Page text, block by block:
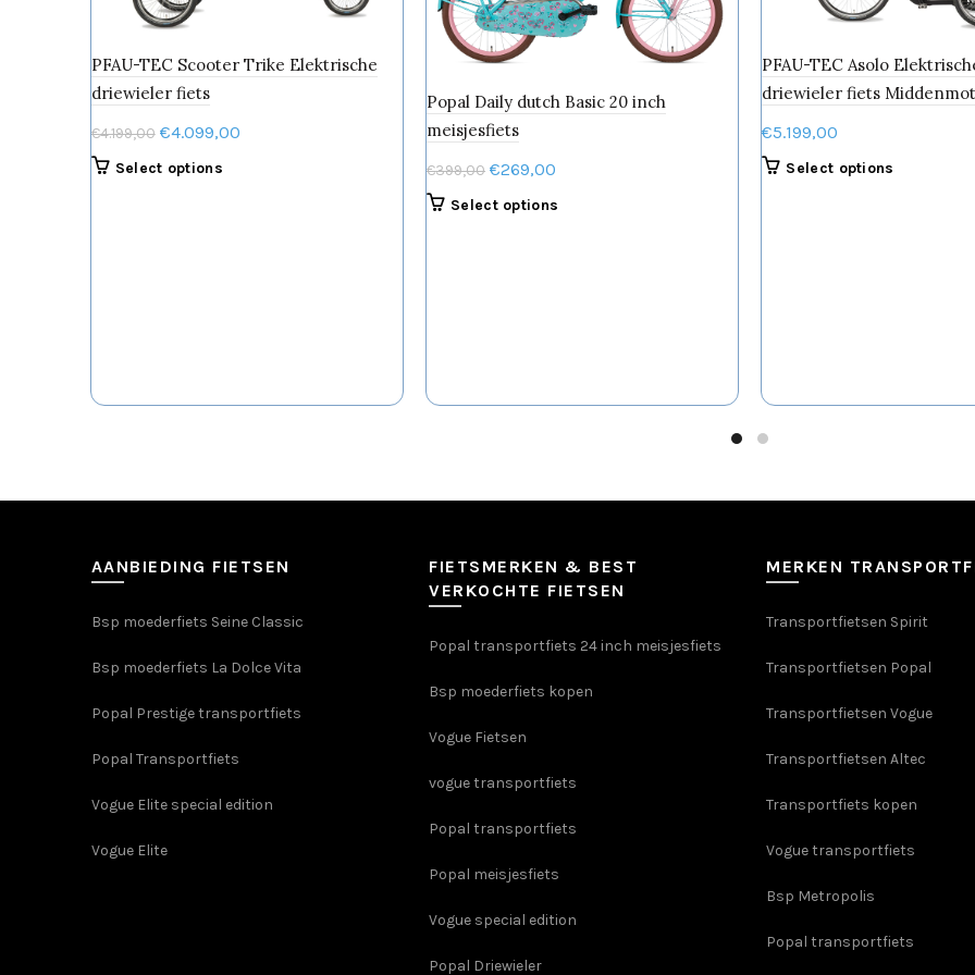
PFAU-TEC Scooter Trike Elektrische
driewieler fiets
€4.199,00 Oorspronkelijke
prijs
€4.099,00Huidige
Select options
Popal Daily dutch Basic 20 inch
meisjesfiets
€399,00 Oorspronkelijke
prijs
€269,00
Select options
PFAU-TEC Asolo
driewieler fiets
€5.199,00
Select options
AANBIEDING FIETSEN
Bsp moederfiets Seine Classic
Bsp moederfiets La Dolce Vita
Popal Prestige transportfiets
Popal Transportfiets
Vogue Elite special edition
Vogue Elite
FIETSMERKEN & BEST
VERKOCHTE FIETSEN
Popal transportfiets 24 inch meisjesfiets
Bsp moederfiets kopen
Vogue Fietsen
vogue transportfiets
Popal transportfiets
Popal meisjesfiets
Vogue special edition
Popal Driewieler
MERKEN
Transportfietsen Spirit
Transportfietsen Popal
Transportfietsen Vogue
Transportfietsen Altec
Transportfiets kopen
Vogue transportfiets
Bsp Metropolis
Popal transportfiets